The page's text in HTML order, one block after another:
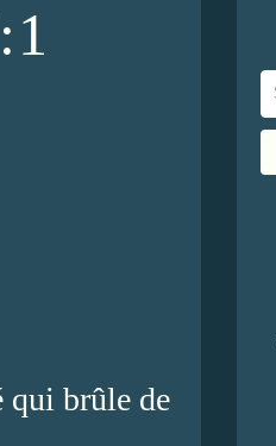
qui brûle de